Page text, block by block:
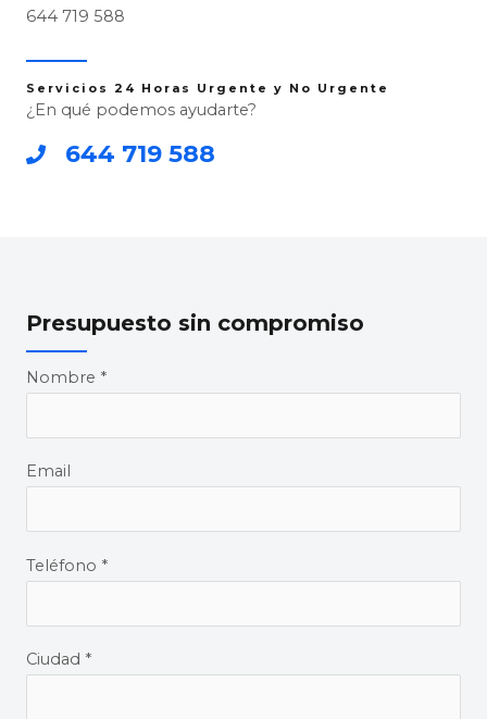
644 719 588
Servicios 24 Horas Urgente y No Urgente
¿En qué podemos ayudarte?
644 719 588
Presupuesto sin compromiso
Nombre *
Email
Teléfono *
Ciudad *